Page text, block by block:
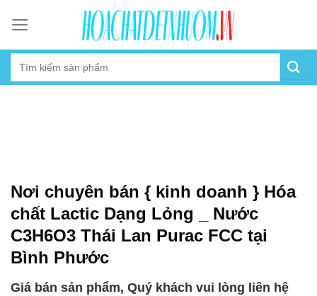
content
Nơi chuyên bán { kinh doanh } Hóa
chất Lactic Dạng Lỏng _ Nước
C3H6O3 Thái Lan Purac FCC tại
Bình Phước
Giá bán sản phẩm, Quý khách vui lòng liên hệ